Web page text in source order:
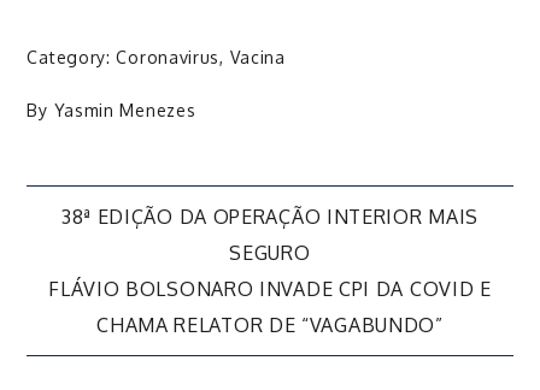
Category:Coronavirus, Vacina
By Yasmin Menezes
Navegação
de
Post
38ª EDIÇÃO DA OPERAÇÃO INTERIOR MAIS
SEGURO
FLÁVIO BOLSONARO INVADE CPI DA COVID E
CHAMA RELATOR DE “VAGABUNDO”